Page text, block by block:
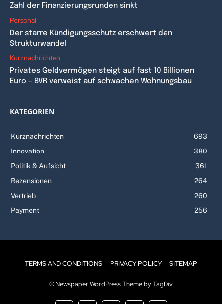
Zahl der Finanzierungsrunden sinkt
Personal
Der starre Kündigungsschutz erschwert den
Strukturwandel
Kurznachrichten
Privates Geldvermögen steigt auf fast 10 Billionen
Euro – BVR verweist auf schwachen Wohnungsbau
KATEGORIEN
Kurznachrichten
693
Innovation
380
Politik & Aufsicht
361
Rezensionen
264
Vertrieb
260
Payment
256
TERMS AND CONDITIONS PRIVACY POLICY SITEMAP
© Newspaper WordPress Theme by TagDiv